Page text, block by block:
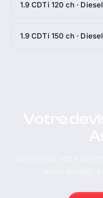
1.9 CDTi 120 ch · Diesel
1.9 CDTi 150 ch · Diesel